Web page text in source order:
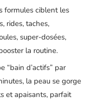
formules ciblent les
rides, taches,
super-dosées,
la routine.
“bain d’actifs” par
la peau se gorge
et apaisants, parfait